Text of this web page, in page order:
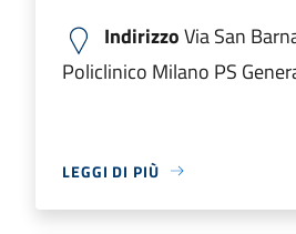
IndirizzoVia San
Policlinico Milano PS
LEGGI DI PIÙ